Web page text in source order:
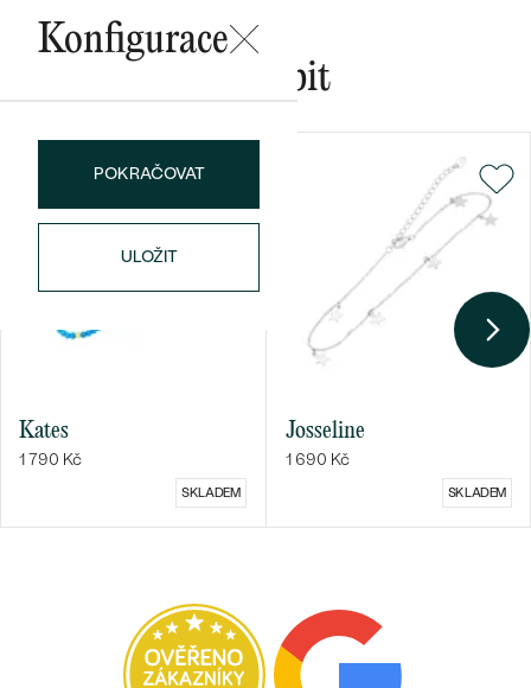
Bestsellery
Konfigurace
POKRAČOVAT
ULOŽIT
Mohlo by se vám líbit
Kates
1 790 Kč
SKLADEM
Josseline
1 690 Kč
SKLADEM